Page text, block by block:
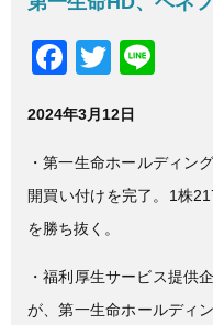
F
c
e
b
o
o
k
T
tt
er
2024年3月12日
・第一生命ホールディン
開買い付けを完了。1株
を勝ち抜く。
・福利厚生サービス提供
が、第一生命ホールディ